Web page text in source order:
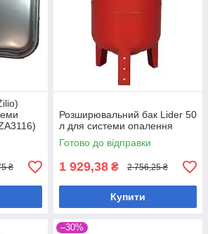
₴
Розширювальний бак Lider 50
л для системи опалення
Готово до відправки
1 929,38 ₴ 2 756,25 ₴
Купити
–30%